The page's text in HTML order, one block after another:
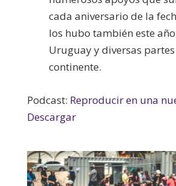
cada aniversario de la
los hubo también este
Uruguay y diversas
continente.
Podcast: Reproducir en una
Descargar